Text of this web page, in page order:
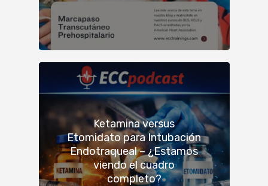
Ketamina versus
Etomidato para Intubación
Endotraqueal – ¿Estamos
viendo el cuadro
completo?